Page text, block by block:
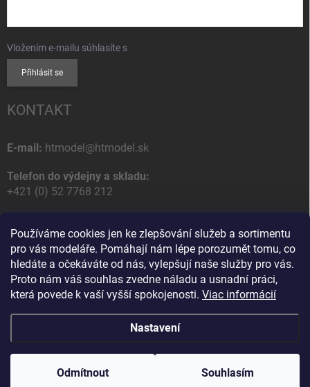
Používáme cookies jen ke zlepšování služeb a sortimentu
pro vás modeláře. Pomáhají nám lépe porozumět tomu, co
hledáte a očekáváte od nás, vylepšují naše služby pro vás.
Proto nám váš souhlas zvedne náladu a usnadní práci,
která povede k vaší vyšší spokojenosti. Viac informácií
Nastavení
Odmítnout Souhlasím
Vložením e-mailu súhlasíte s
Přihlásit se
KONTAKT
E-mail: htmodel@htmodel.sk
Telefon do výdejny a skladu:
+421 (0) 52 7768 212
HT model
Na letisko 49
058 01 Poprad
Slovenská Republika
Copyright 2026HT model. Všechna práva vyhrazena.Upravit nastavení